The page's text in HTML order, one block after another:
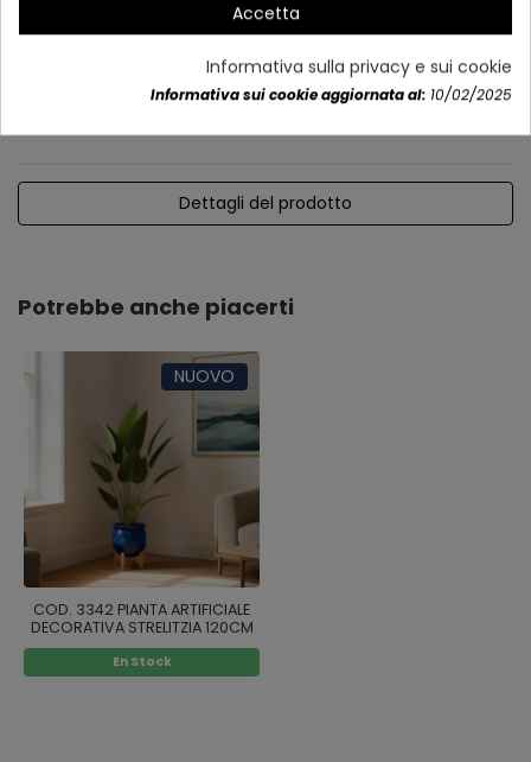
**VASO DELL'IMMAGINE D'AMBIENTE NON INCLUSO.
FA PARTE DELLA DECORAZIONE DELL'IMMAGINE.
LA PIANTA VIENE CONSEGNATA CON IL VASO NERO IN PP DELLE
Dettagli del prodotto
Potrebbe anche piacerti
NUOVO
COD. 3342 PIANTA ARTIFICIALE
DECORATIVA STRELITZIA 120CM
En Stock
Accetta
Informativa sulla privacy e sui cookie
Informativa sui cookie aggiornata al: 10/02/2025